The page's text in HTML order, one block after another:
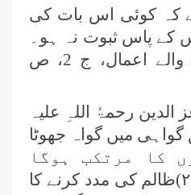
کہ کوئی اس بات کی
پاس ثبوت نہ ہو۔
(جہنم میں لے جانے والے اعمال، ج 2، ص
رحمۃُ اللہِ علیہ
گواہی میں گواہ جھوٹا
گناہوں کا مرتکب ہوگا
۲) ظالم کی مدد کرنے کا